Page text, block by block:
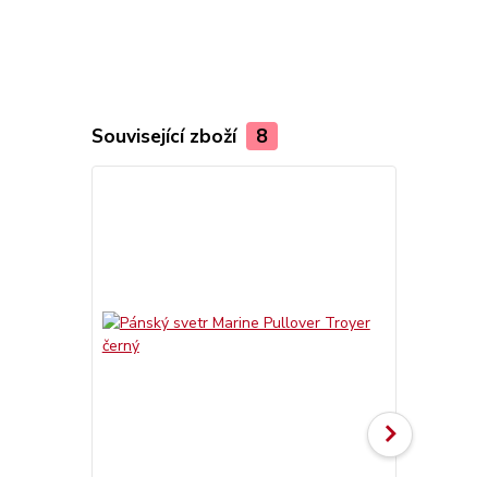
Související zboží 8